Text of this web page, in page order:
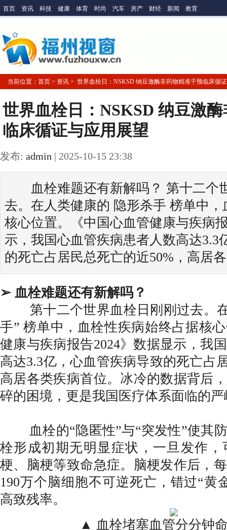
首页 资讯 科技 健康 体育 时尚 汽车 房产 财经 新闻 教育
当前位置： 首页 > 资讯 > 世界血栓日：NSKSD 纳豆激酶非药物精准干预临床循
世界血栓日：NSKSD 纳豆激
临床循证与应用展望
发布: admin | 2025-10-15 23:38
血栓难题还有新解吗？ 第十二个
去。在人类健康的 隐形杀手 榜单中
核心位置。《中国心血管健康与疾病
示，我国心血管疾病患者人数高达3.3
的死亡占居民总死亡的近50%，高居
➢ 血栓难题还有新解吗？
第十二个世界血栓日刚刚过去。在
手” 榜单中，血栓性疾病始终占据核
健康与疾病报告2024》数据显示，我
高达3.3亿，心血管疾病导致的死亡占
高居各类疾病首位。冰冷的数据背后
碎的困境，更是我国医疗体系面临的
血栓的“隐匿性”与“突发性”使其防
栓形成初期无明显症状，一旦发作
梗、脑梗等致命急症。脑梗发作后，
190万个脑细胞不可逆死亡，错过“黄
高致残率。
▲ 血栓堵塞血管分分钟